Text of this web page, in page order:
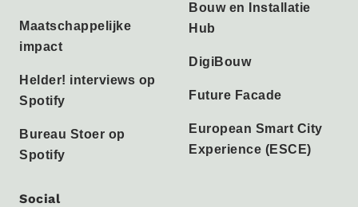
Maatschappelijke
impact
Helder! interviews op
Spotify
Bureau Stoer op
Spotify
Bouw en Installatie
Hub
DigiBouw
Future Facade
European Smart City
Experience (ESCE)
Social